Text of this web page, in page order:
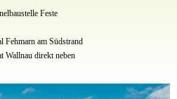
Feste
Fehmarn am Südstrand
Wallnau direkt neben